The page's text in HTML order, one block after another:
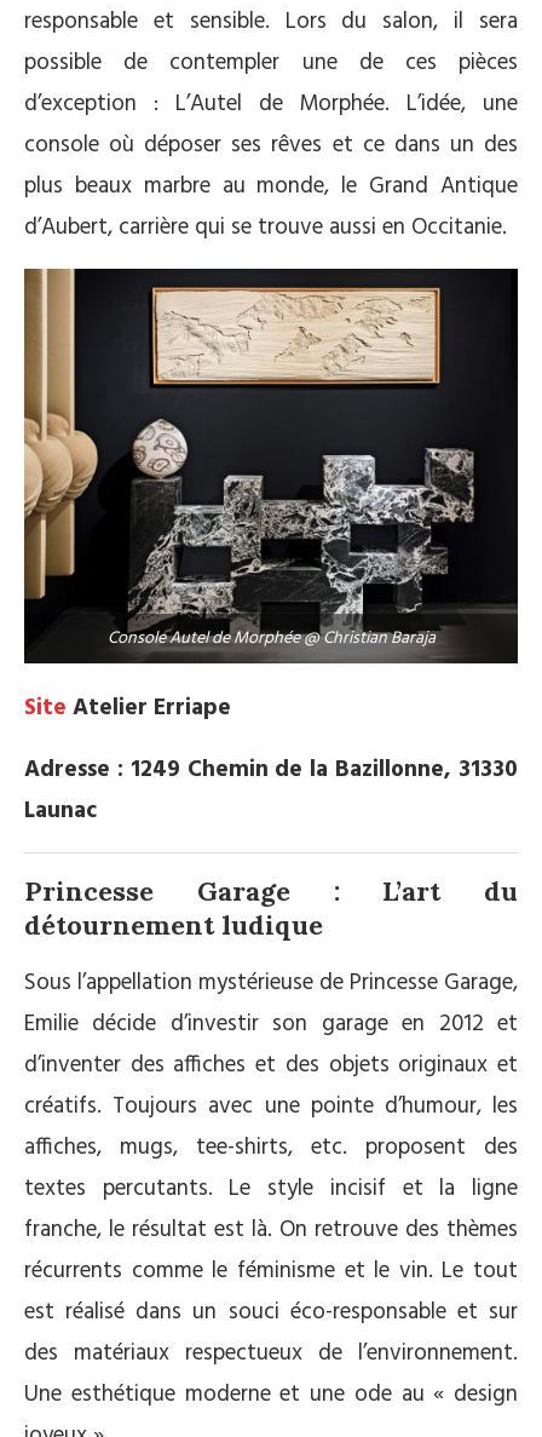
responsable et sensible. Lors du salon, il sera
possible de contempler une de ces pièces
d’exception : L’Autel de Morphée. L’idée, une
console où déposer ses rêves et ce dans un des
plus beaux marbre au monde, le Grand Antique
d’Aubert, carrière qui se trouve aussi en Occitanie.
Console Autel de Morphée @ Christian Baraja
Site Atelier Erriape
Adresse : 1249 Chemin de la Bazillonne, 31330
Launac
Princesse Garage : L’art du
détournement ludique
Sous l’appellation mystérieuse de Princesse Garage,
Emilie décide d’investir son garage en 2012 et
d’inventer des affiches et des objets originaux et
créatifs. Toujours avec une pointe d’humour, les
affiches, mugs, tee-shirts, etc. proposent des
textes percutants. Le style incisif et la ligne
franche, le résultat est là. On retrouve des thèmes
récurrents comme le féminisme et le vin. Le tout
est réalisé dans un souci éco-responsable et sur
des matériaux respectueux de l’environnement.
Une esthétique moderne et une ode au « design